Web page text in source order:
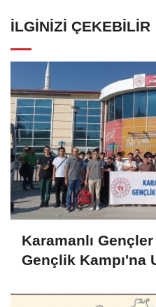
İLGINIZI ÇEKEBILIR
Karamanlı
Gençlik Kampı'na